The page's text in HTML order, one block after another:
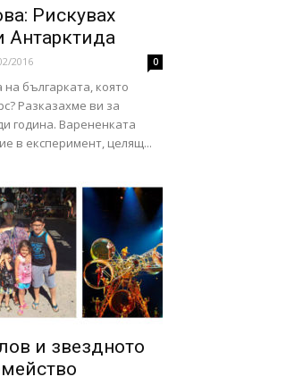
Рискувах
Антарктида
2016 0
българката, която
Разказахме ви за
година. Варененката
в експеримент, целящ...
и звездното